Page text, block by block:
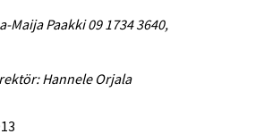
Maija Paakki 09 1734 3640,
Hannele Orjala